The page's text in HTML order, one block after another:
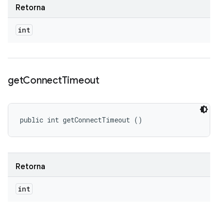
Retorna
int
getConnectTimeout
public int getConnectTimeout ()
Retorna
int